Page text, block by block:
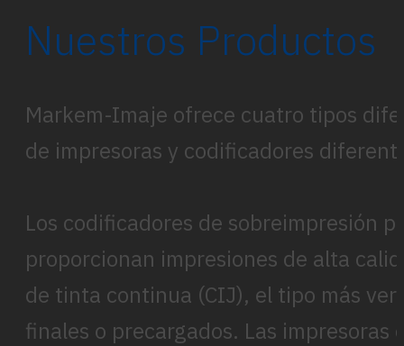
Nuestros Productos
Markem-Imaje ofrece cuatro tipos
de impresoras y codificadores
Los codificadores de sobreimpresión
proporcionan impresiones de alta
de tinta continua (CIJ), el tipo más
finales o precargados. Las